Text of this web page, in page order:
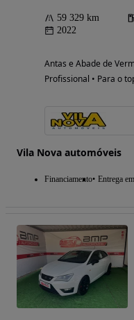
59 329 km
2022
Antas e Abade de
Profissional • Para o
Vila Nova automóveis
Financiamento Entrega